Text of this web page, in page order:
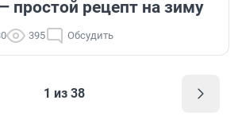
простой рецепт на зиму
395 Обсудить
1 из 38